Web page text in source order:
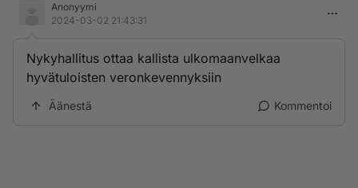
Anonyymi
2024-03-02 21:43:31
Nykyhallitus ottaa kallista ulkomaanvelkaa
hyvätuloisten veronkevennyksiin
Äänestä Kommentoi